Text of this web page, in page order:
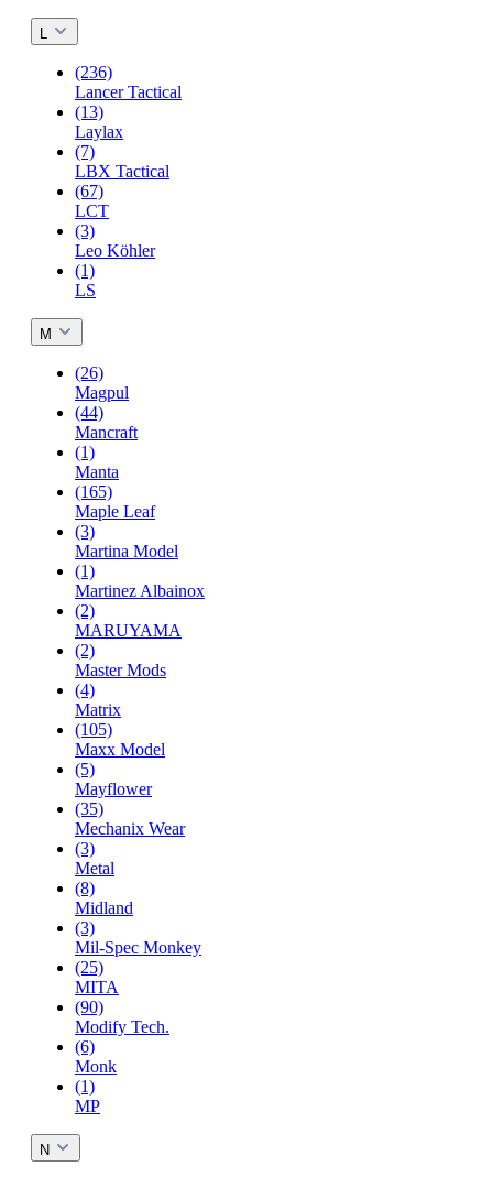
L
(236)
Lancer Tactical
(13)
Laylax
(7)
LBX Tactical
(67)
LCT
(3)
Leo Köhler
(1)
LS
M
(26)
Magpul
(44)
Mancraft
(1)
Manta
(165)
Maple Leaf
(3)
Martina Model
(1)
Martinez Albainox
(2)
MARUYAMA
(2)
Master Mods
(4)
Matrix
(105)
Maxx Model
(5)
Mayflower
(35)
Mechanix Wear
(3)
Metal
(8)
Midland
(3)
Mil-Spec Monkey
(25)
MITA
(90)
Modify Tech.
(6)
Monk
(1)
MP
N